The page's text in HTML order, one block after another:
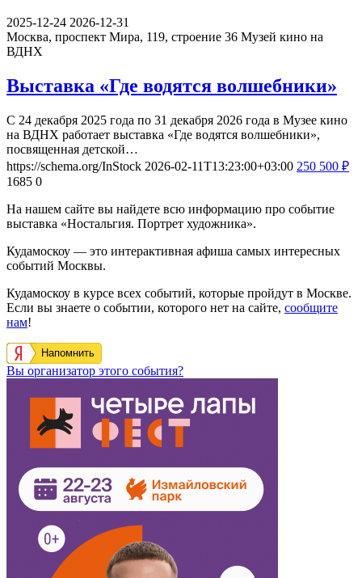
2025-12-24 2026-12-31
Москва, проспект Мира, 119, строение 36 Музей кино на
ВДНХ
Выставка «Где водятся волшебники»
С 24 декабря 2025 года по 31 декабря 2026 года в Музее кино
на ВДНХ работает выставка «Где водятся волшебники»,
посвященная детской…
https://schema.org/InStock 2026-02-11T13:23:00+03:00 250 500 ₽
1685 0
На нашем сайте вы найдете всю информацию про событие
выставка «Ностальгия. Портрет художника».
Кудамоскоу — это интерактивная афиша самых интересных
событий Москвы.
Кудамоскоу в курсе всех событий, которые пройдут в Москве.
Если вы знаете о событии, которого нет на сайте, сообщите
нам!
Напомнить
Вы организатор этого события?